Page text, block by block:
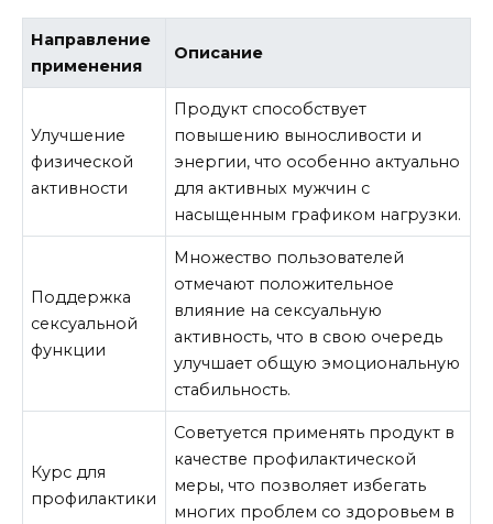
Направление
применения
Описание
Улучшение
физической
активности
Продукт способствует
повышению выносливости и
энергии, что особенно актуально
для активных мужчин с
насыщенным графиком нагрузки.
Поддержка
сексуальной
функции
Множество пользователей
отмечают положительное
влияние на сексуальную
активность, что в свою очередь
улучшает общую эмоциональную
стабильность.
Курс для
профилактики
Советуется применять продукт в
качестве профилактической
меры, что позволяет избегать
многих проблем со здоровьем в